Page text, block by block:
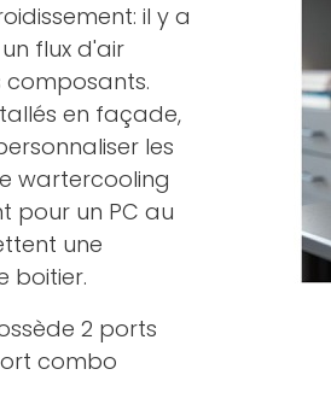
il y a
flux d'air
composants.
en façade,
les
wartercooling
pour un PC au
une
boitier.
2 ports
combo